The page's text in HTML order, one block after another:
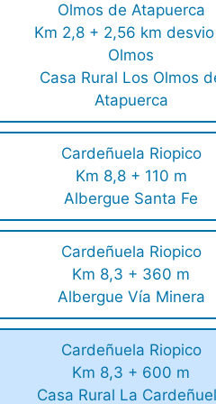
Olmos de Atapuerca
Km 2,8 + 2,56 km
Olmos
Casa Rural Los Olmos
Atapuerca
Cardeñuela Riopico
Km 8,8 + 110 m
Albergue Santa Fe
Cardeñuela Riopico
Km 8,3 + 360 m
Albergue Vía Minera
Cardeñuela Riopico
Km 8,3 + 600 m
Casa Rural La